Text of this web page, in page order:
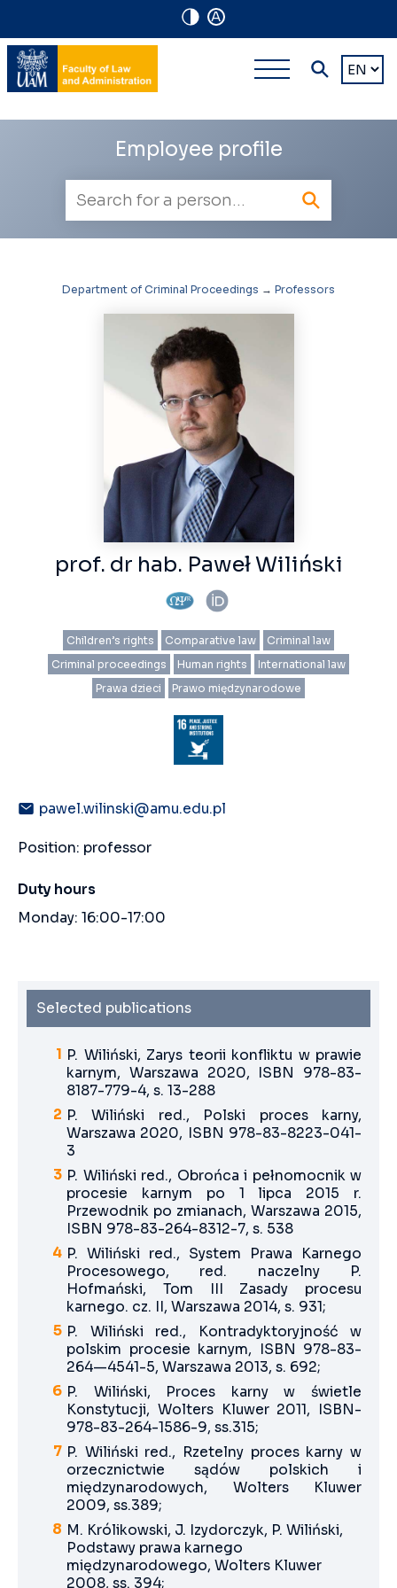
A
Navigation
shortcuts
Main
multi-
level
Choose
Employee profile
search
Department of Criminal Proceedings → Professors
prof. dr hab. Paweł Wiliński
Children’s rights Comparative law
Criminal law
Criminal proceedings
Human rights
International law
Prawa dzieci
Prawo międzynarodowe
pawel.wilinski@amu.edu.pl
Position: professor
Duty hours
Monday: 16:00-17:00
Selected publications
P. Wiliński, Zarys teorii konfliktu w prawie
karnym, Warszawa 2020, ISBN 978-83-
8187-779-4, s. 13-288
P. Wiliński red., Polski proces karny,
Warszawa 2020, ISBN 978-83-8223-041-
3
P. Wiliński red., Obrońca i pełnomocnik w
procesie karnym po 1 lipca 2015 r.
Przewodnik po zmianach, Warszawa 2015,
ISBN 978-83-264-8312-7, s. 538
P. Wiliński red., System Prawa Karnego
Procesowego, red. naczelny P.
Hofmański, Tom III Zasady procesu
karnego. cz. II, Warszawa 2014, s. 931;
P. Wiliński red., Kontradyktoryjność w
polskim procesie karnym, ISBN 978-83-
264—4541-5, Warszawa 2013, s. 692;
P. Wiliński, Proces karny w świetle
Konstytucji, Wolters Kluwer 2011, ISBN-
978-83-264-1586-9, ss.315;
P. Wiliński red., Rzetelny proces karny w
orzecznictwie sądów polskich i
międzynarodowych, Wolters Kluwer
2009, ss.389;
M. Królikowski, J. Izydorczyk, P. Wiliński,
Podstawy prawa karnego
międzynarodowego, Wolters Kluwer
2008, ss. 394;